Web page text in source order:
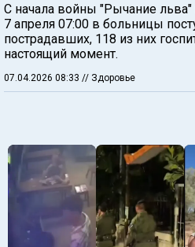
C начала войны "Рычание
7 апреля 07:00 в больницы
пострадавших, 118 из них
настоящий момент.
07.04.2026 08:33 // Здоровье